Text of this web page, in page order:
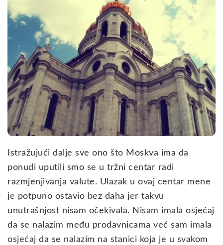
Istražujući dalje sve ono što Moskva ima da
ponudi uputili smo se u tržni centar radi
razmjenjivanja valute. Ulazak u ovaj centar mene
je potpuno ostavio bez daha jer takvu
unutrašnjost nisam očekivala. Nisam imala osjećaj
da se nalazim među prodavnicama već sam imala
osjećaj da se nalazim na stanici koja je u svakom